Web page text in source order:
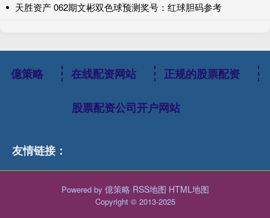
天胜资产 062期文彬双色球预测奖号：红球胆码参考
億策略 在线配资网站 正规的股票配资
股票配资公司开户网站
友情链接：
Powered by 億策略 RSS地图 HTML地图
Copyright © 2013-2025